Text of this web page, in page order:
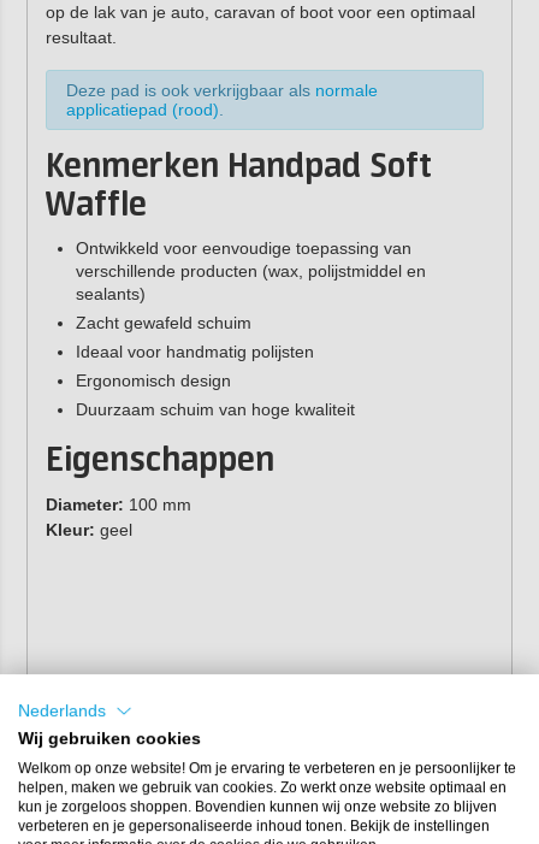
op de lak van je auto, caravan of boot voor een optimaal
resultaat.
Deze pad is ook verkrijgbaar als normale
applicatiepad (rood).
Kenmerken Handpad Soft
Waffle
Ontwikkeld voor eenvoudige toepassing van
verschillende producten (wax, polijstmiddel en
sealants)
Zacht gewafeld schuim
Ideaal voor handmatig polijsten
Ergonomisch design
Duurzaam schuim van hoge kwaliteit
Eigenschappen
Diameter: 100 mm
Kleur: geel
This soft applicator pad is ideal for manually applying wax
or polish. Thanks to the round shape and ergonomic
Nederlands
Wij gebruiken cookies
Welkom op onze website! Om je ervaring te verbeteren en je persoonlijker te
helpen, maken we gebruik van cookies. Zo werkt onze website optimaal en
kun je zorgeloos shoppen. Bovendien kunnen wij onze website zo blijven
verbeteren en je gepersonaliseerde inhoud tonen. Bekijk de instellingen